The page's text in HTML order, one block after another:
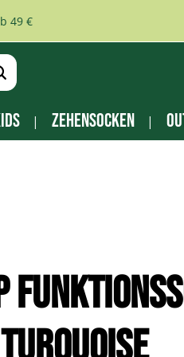
49 €
Zehensocken